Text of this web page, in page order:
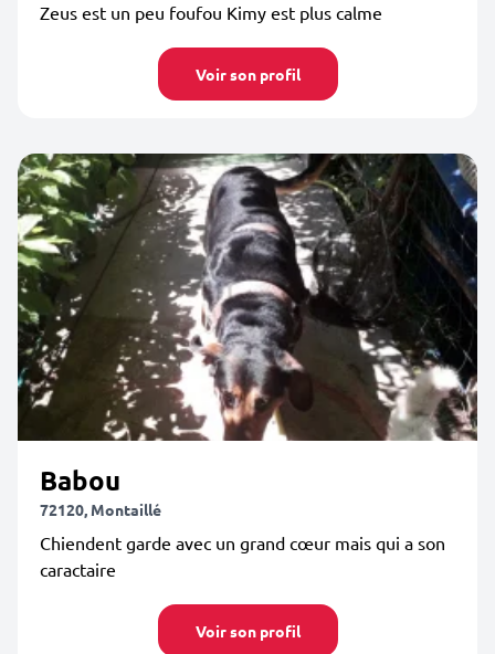
Zeus est un peu foufou Kimy est plus calme
Voir son profil
Babou
72120, Montaillé
Chiendent garde avec un grand cœur mais qui a son
caractaire
Voir son profil